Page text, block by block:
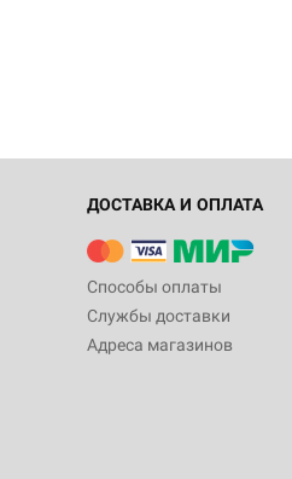
ДОСТАВКА И ОПЛАТА
Способы оплаты
Службы доставки
Адреса магазинов